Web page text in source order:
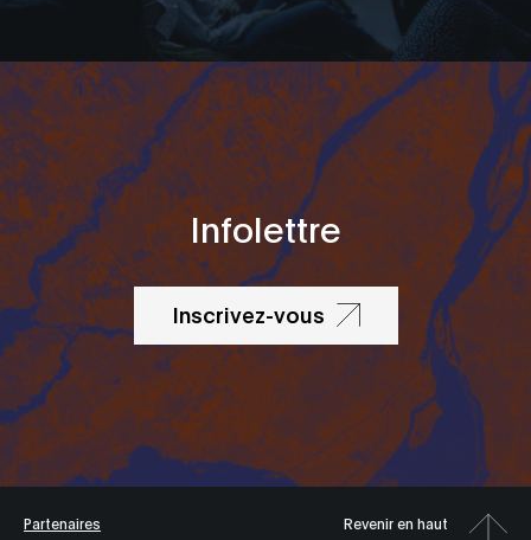
Infolettre
Inscrivez-vous
Partenaires Revenir en haut